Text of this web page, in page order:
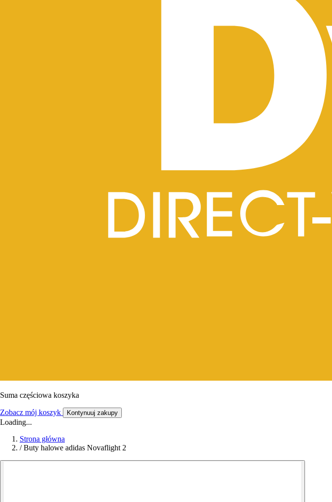
Suma częściowa koszyka
Zobacz mój koszyk Kontynuuj zakupy
Loading...
Strona główna
/ Buty halowe adidas Novaflight 2